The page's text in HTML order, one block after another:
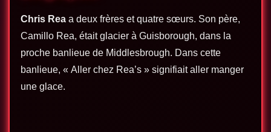
Chris Rea a deux frères et quatre sœurs. Son père,
Camillo Rea, était glacier à Guisborough, dans la
proche banlieue de Middlesbrough. Dans cette
banlieue, « Aller chez Rea’s » signifiait aller manger
une glace.